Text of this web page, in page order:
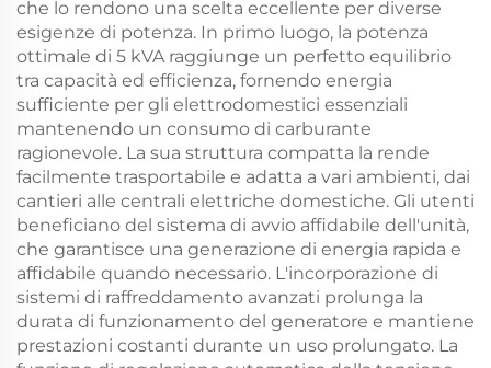
che lo rendono una scelta eccellente per diverse
esigenze di potenza. In primo luogo, la potenza
ottimale di 5 kVA raggiunge un perfetto equilibrio
tra capacità ed efficienza, fornendo energia
sufficiente per gli elettrodomestici essenziali
mantenendo un consumo di carburante
ragionevole. La sua struttura compatta la rende
facilmente trasportabile e adatta a vari ambienti, dai
cantieri alle centrali elettriche domestiche. Gli utenti
beneficiano del sistema di avvio affidabile dell'unità,
che garantisce una generazione di energia rapida e
affidabile quando necessario. L'incorporazione di
sistemi di raffreddamento avanzati prolunga la
durata di funzionamento del generatore e mantiene
prestazioni costanti durante un uso prolungato. La